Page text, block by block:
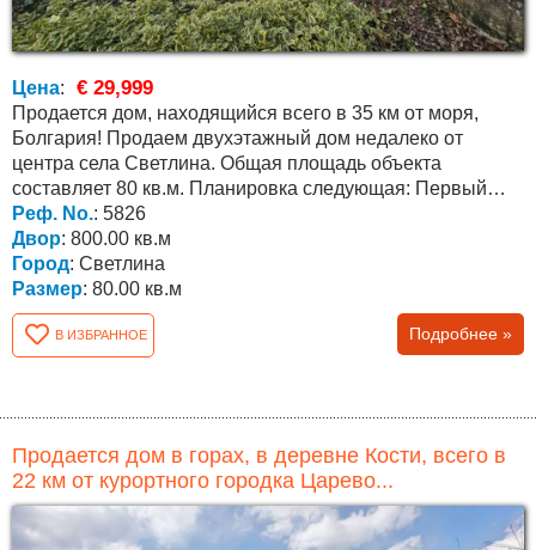
Цена: € 29,999
Продается дом, находящийся всего в 35 км от моря,
Болгария! Продаем двухэтажный дом недалеко от
центра села Светлина. Общая площадь объекта
составляет 80 кв.м. Планировка следующая: Первый
этаж состоит...
Реф. No.: 5826
Двор: 800.00 кв.м
Город: Светлина
Размер: 80.00 кв.м
В ИЗБРАННОЕ Подробнее »
Продается дом в горах, в деревне Кости, всего в
22 км от курортного городка Царево...